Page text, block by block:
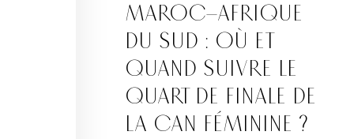
MAROC–AFRIQUE
DU SUD : OÙ ET
QUAND SUIVRE LE
QUART DE FINALE DE
LA CAN FÉMININE ?